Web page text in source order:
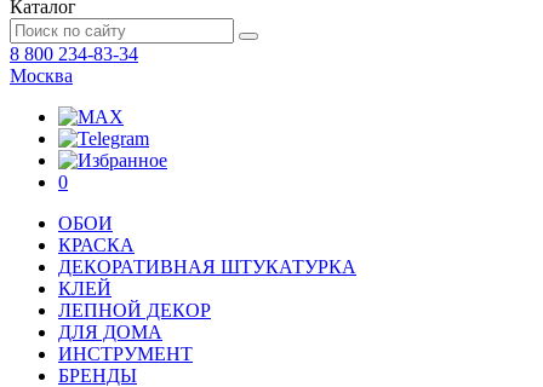
Каталог
8 800 234-83-34
Москва
0
ОБОИ
КРАСКА
ДЕКОРАТИВНАЯ ШТУКАТУРКА
КЛЕЙ
ЛЕПНОЙ ДЕКОР
ДЛЯ ДОМА
ИНСТРУМЕНТ
БРЕНДЫ